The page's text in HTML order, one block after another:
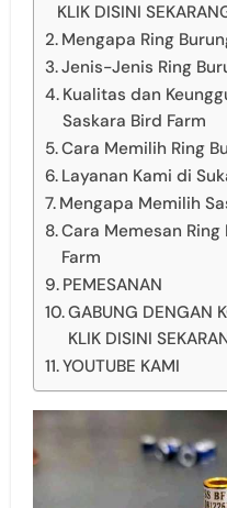
KLIK DISINI
Mengapa Ring
Jenis-Jenis Ring
Kualitas dan
Saskara Bird Farm
Cara Memilih Ring
Layanan Kami di
Mengapa Memilih
Cara Memesan
Farm
PEMESANAN
GABUNG DENGAN
KLIK DISINI
YOUTUBE KAMI